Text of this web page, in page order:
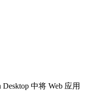
中将 Web 应用